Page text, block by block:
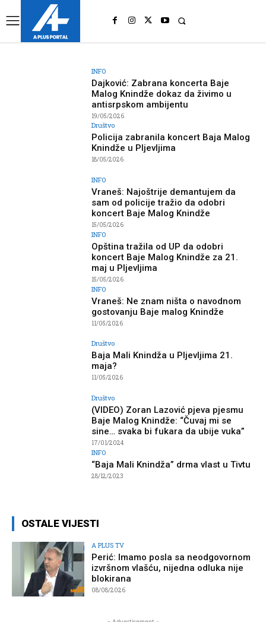
INFO
Dajković: Zabrana koncerta Baje
Malog Knindže dokaz da živimo u
antisrpskom ambijentu
19/05/2026
Društvo
Policija zabranila koncert Baja Malog
Knindže u Pljevljima
18/05/2026
INFO
Vraneš: Najoštrije demantujem da
sam od policije tražio da odobri
koncert Baje Malog Knindže
15/05/2026
INFO
Opština tražila od UP da odobri
koncert Baje Malog Knindže za 21.
maj u Pljevljima
15/05/2026
INFO
Vraneš: Ne znam ništa o navodnom
gostovanju Baje malog Knindže
11/05/2026
Društvo
Baja Mali Knindža u Pljevljima 21.
maja?
11/05/2026
Društvo
(VIDEO) Zoran Lazović pjeva pjesmu
Baje Malog Knindže: “Čuvaj mi se
sine… svaka bi fukara da ubije vuka”
17/01/2024
INFO
“Baja Mali Knindža” drma vlast u Tivtu
28/12/2023
OSTALE VIJESTI
A PLUS TV
Perić: Imamo posla sa neodgovornom
izvršnom vlašću, nijedna odluka nije
blokirana
08/08/2026